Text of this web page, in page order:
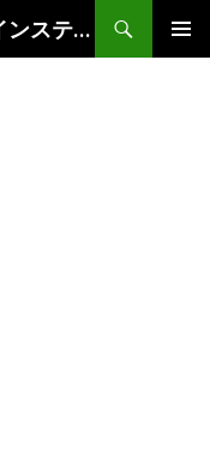
グローバルマクロ・リサーチ・インスティテュート